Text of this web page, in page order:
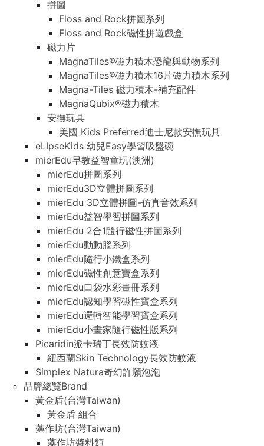
拼圖
Floss and Rock拼圖系列
Floss and Rock磁性拼遊戲盒
磁力片
MagnaTiles®磁力積木恐龍與動物系列
MagnaTiles®磁力積木16片磁力積木系列
Magna-Tiles 磁力積木-補充配件
MagnaQubix®磁力積木
安撫玩具
美國 Kids Preferred迪士尼款安撫玩具
eLIpseKids 幼兒Easy學習吸盤碗
mierEdu早教益智童玩(澳洲)
mierEdu拼圖系列
mierEdu3D立體拼圖系列
mierEdu 3D立體拼圖-仿真音效系列
mierEdu益智學習拼圖系列
mierEdu 2合1隨行磁性拼圖系列
mierEdu動動腦系列
mierEdu隨行小鐵盒系列
mierEdu磁性創意寶盒系列
mierEdu口袋水彩畫冊系列
mierEdu認知學習磁性寶盒系列
mierEdu邏輯智能學習寶盒系列
mierEdu小畫家隨行磁性版系列
Picaridin派卡瑞丁長效防蚊液
紐西蘭Skin Technology長效防蚊液
Simplex Natura奇幻許願泡泡
品牌總覽Brand
黃金盾(台灣Taiwan)
黃金盾 組合
藻作坊(台灣Taiwan)
藻作坊醬料類